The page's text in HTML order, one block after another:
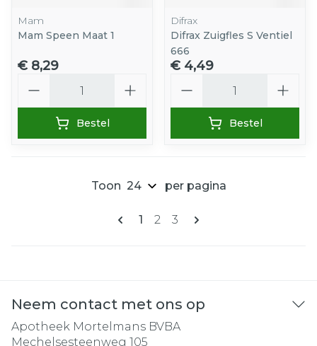
Mam
Mam Speen Maat 1
€ 8,29
Bestel
Difrax
Difrax Zuigfles S Ventiel
666
€ 4,49
Bestel
Pagina's
U lees momenteel pagina
1 Pagina
2 Pagina
3
Toon per pagina
Neem contact met ons op
Apotheek Mortelmans BVBA
Mechelsesteenweg 105